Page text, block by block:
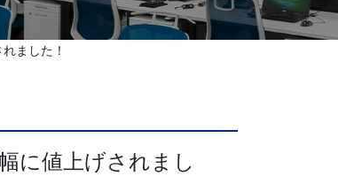
企業理念
アクセスマップ
冊子/パ
学校・
一般印
ユニバ
ました！
に値上げされまし